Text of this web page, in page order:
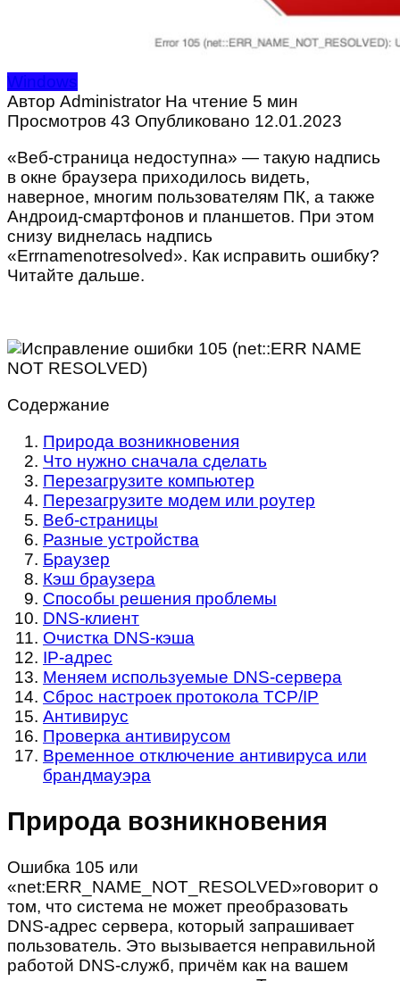
Windows
Автор Administrator На чтение 5 мин
Просмотров 43 Опубликовано 12.01.2023
«Веб-страница недоступна» — такую надпись
в окне браузера приходилось видеть,
наверное, многим пользователям ПК, а также
Андроид-смартфонов и планшетов. При этом
снизу виднелась надпись
«Errnamenotresolved». Как исправить ошибку?
Читайте дальше.
Содержание
Природа возникновения
Что нужно сначала сделать
Перезагрузите компьютер
Перезагрузите модем или роутер
Веб-страницы
Разные устройства
Браузер
Кэш браузера
Способы решения проблемы
DNS-клиент
Очистка DNS-кэша
IP-адрес
Меняем используемые DNS-сервера
Сброс настроек протокола TCP/IP
Антивирус
Проверка антивирусом
Временное отключение антивируса или
брандмауэра
Природа возникновения
Ошибка 105 или
«net:ERR_NAME_NOT_RESOLVED»говорит о
том, что система не может преобразовать
DNS-адрес сервера, который запрашивает
пользователь. Это вызывается неправильной
работой DNS-служб, причём как на вашем